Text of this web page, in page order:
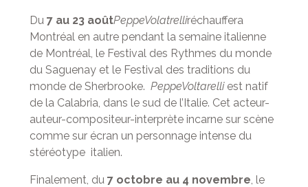
Du 7 au 23 aoûtPeppeVolatrelliréchauffera
Montréal en autre pendant la semaine italienne
de Montréal, le Festival des Rythmes du monde
du Saguenay et le Festival des traditions du
monde de Sherbrooke. PeppeVoltarelli est natif
de la Calabria, dans le sud de l’Italie. Cet acteur-
auteur-compositeur-interprète incarne sur scène
comme sur écran un personnage intense du
stéréotype italien.
Finalement, du 7 octobre au 4 novembre , le